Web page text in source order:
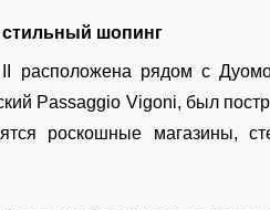
стильный шопинг
расположена рядом с
Passaggio Vigoni, был
роскошные магазины,